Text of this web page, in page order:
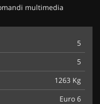
multimedia
5
5
1263 Kg
Euro 6